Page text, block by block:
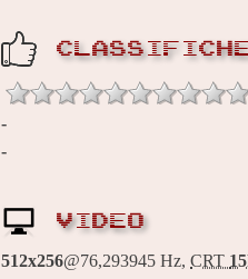
-
-
VIDEO
512x256@76,293945 Hz, CRT